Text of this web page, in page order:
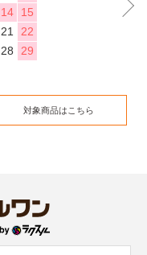
14
15
21
22
28
29
対象商品はこちら